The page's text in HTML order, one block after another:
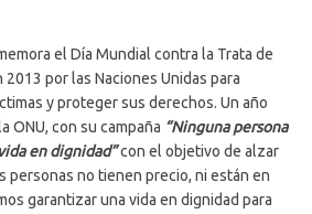
el Día Mundial contra la Trata de
por las Naciones Unidas para
y proteger sus derechos. Un año
ONU, con su campaña “Ninguna persona
en dignidad”con el objetivo de alzar
personas no tienen precio, ni están en
garantizar una vida en dignidad para